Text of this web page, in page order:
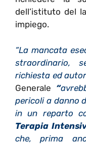
dell’istituto del
impiego.
“La mancata
straordinario,
richiesta ed
Generale “
pericoli a danno
in un reparto
Terapia
che, prima